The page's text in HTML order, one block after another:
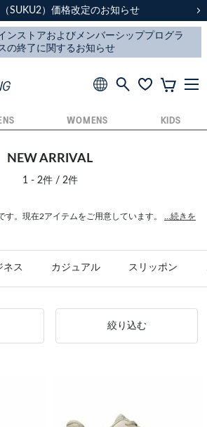
SUKU2）価格改定のお知らせ
配送に関するお知らせ
SUKU2）価格改定のお知らせ
配送に関するお知らせ
WOMENS KIDS
NEW ARRIVAL
1 - 2件 / 2件
す。現在2アイテムをご用意しています。
...続きを
ネス カジュアル スリッポン
絞り込む